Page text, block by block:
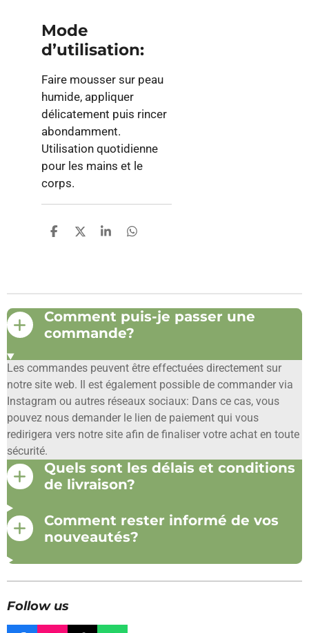
Mode
d’utilisation:
Faire mousser sur peau
humide, appliquer
délicatement puis rincer
abondamment.
Utilisation quotidienne
pour les mains et le
corps.
P
g
e
r
P
g
e
r
P
g
e
r
P
g
e
r
Comment puis-je passer une
commande?
Les commandes peuvent être effectuées directement sur
notre site web. Il est également possible de commander via
Instagram ou autres réseaux sociaux: Dans ce cas, vous
pouvez nous demander le lien de paiement qui vous
redirigera vers notre site afin de finaliser votre achat en toute
sécurité.
Quels sont les délais et conditions
de livraison?
Comment rester informé de vos
nouveautés?
Follow us